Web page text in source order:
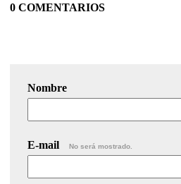
0 COMENTARIOS
Nombre
E-mail No será mostrado.